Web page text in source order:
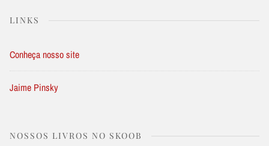
LINKS
Conheça nosso site
Jaime Pinsky
NOSSOS LIVROS NO SKOOB